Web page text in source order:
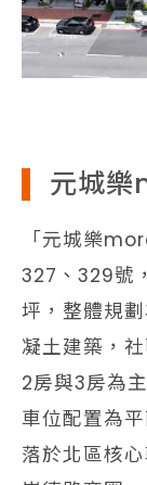
元城
「元城樂
327、329號
坪，整體規
凝土建築，
2房與3房為
車位配置為
落於北區核